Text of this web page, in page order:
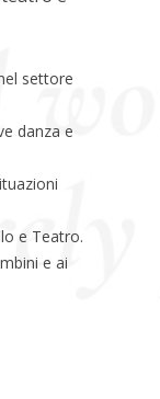
settore
danza e
e Teatro.
e ai